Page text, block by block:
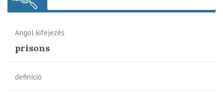
Angol kifejezés
prisons
definíció